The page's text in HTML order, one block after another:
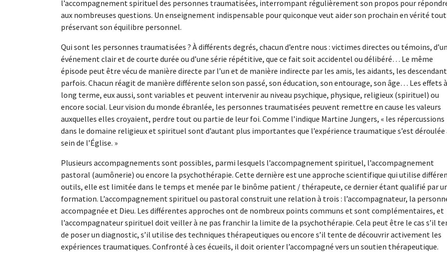
l’accompagnement spirituel des personnes traumatisées, interrompant régulièrement son propos pour
aux nombreuses questions. Un enseignement indispensable pour quiconque veut aider son prochain en vérité
préservant son équilibre personnel.
Qui sont les personnes traumatisées ? À différents degrés, chacun d’entre nous : victimes directes ou témoins, d’un
événement clair et de courte durée ou d’une série répétitive, que ce fait soit accidentel ou délibéré… Le même
épisode peut être vécu de manière directe par l’un et de manière indirecte par les amis, les aidants, les
parfois. Chacun réagit de manière différente selon son passé, son éducation, son entourage, son âge… Les effets à
long terme, eux aussi, sont variables et peuvent intervenir au niveau psychique, physique, religieux (spirituel) ou
encore social. Leur vision du monde ébranlée, les personnes traumatisées peuvent remettre en cause les valeurs
auxquelles elles croyaient, perdre tout ou partie de leur foi. Comme l’indique Martine Jungers, « les répercussions
dans le domaine religieux et spirituel sont d’autant plus importantes que l’expérience traumatique s’est déroulée
sein de l’Église. »
Plusieurs accompagnements sont possibles, parmi lesquels l’accompagnement spirituel, l’accompagnement
pastoral (aumônerie) ou encore la psychothérapie. Cette dernière est une approche scientifique qui utilise
outils, elle est limitée dans le temps et menée par le binôme patient / thérapeute, ce dernier étant qualifié par
formation. L’accompagnement spirituel ou pastoral construit une relation à trois : l’accompagnateur, la
accompagnée et Dieu. Les différentes approches ont de nombreux points communs et sont complémentaires, et
l’accompagnateur spirituel doit veiller à ne pas franchir la limite de la psychothérapie. Cela peut être le cas s’il
de poser un diagnostic, s’il utilise des techniques thérapeutiques ou encore s’il tente de découvrir activement les
expériences traumatiques. Confronté à ces écueils, il doit orienter l’accompagné vers un soutien thérapeutique.